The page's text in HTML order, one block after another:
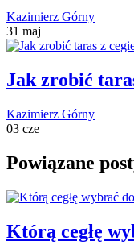
Kazimierz Górny
31 maj
Jak zrobić
Kazimierz Górny
03 cze
Powiązane
Którą cegłę